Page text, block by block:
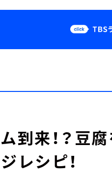
Podcast
到来！？豆
レシピ！